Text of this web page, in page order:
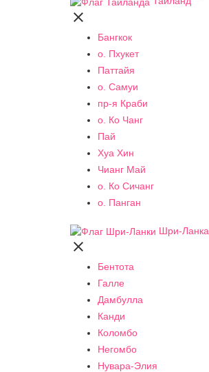

Бангкок
о. Пхукет
Паттайя
о. Самуи
пр-я Краби
о. Ко Чанг
Пай
Хуа Хин
Чианг Май
о. Ко Сичанг
о. Панган
Шри-Ланка

Бентота
Галле
Дамбулла
Канди
Коломбо
Негомбо
Нувара-Элия